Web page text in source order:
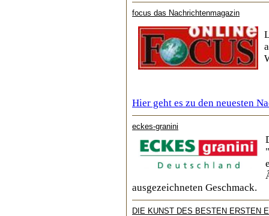
focus das Nachrichtenmagazin
Hier geht es zu den neuesten
eckes-granini
"
ausgezeichneten Geschmack.
DIE KUNST DES BESTEN ERSTEN